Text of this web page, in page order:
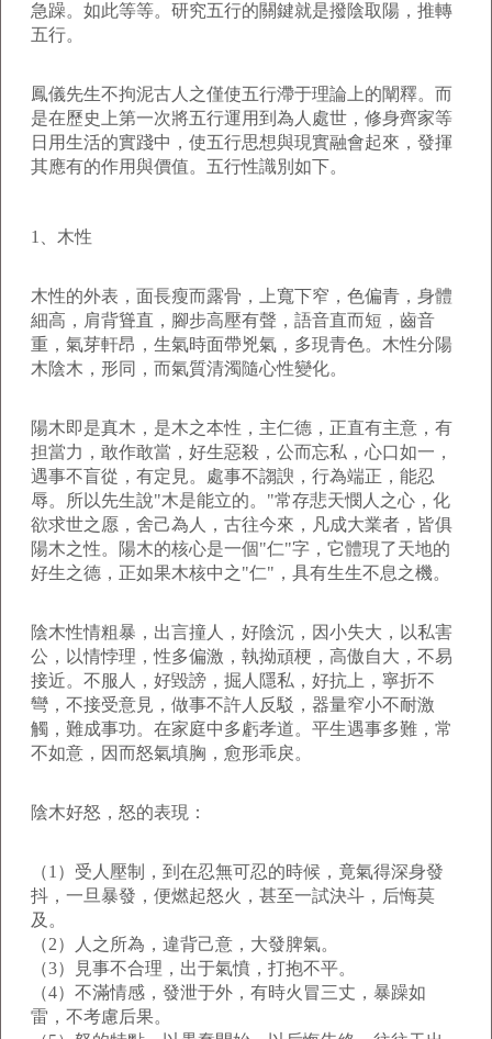
急躁。如此等等。研究五行的關鍵就是撥陰取陽，推轉
五行。
鳳儀先生不拘泥古人之僅使五行滯于理論上的闡釋。而
是在歷史上第一次將五行運用到為人處世，修身齊家等
日用生活的實踐中，使五行思想與現實融會起來，發揮
其應有的作用與價值。五行性識別如下。
1、木性
木性的外表，面長瘦而露骨，上寬下窄，色偏青，身體
細高，肩背聳直，腳步高壓有聲，語音直而短，齒音
重，氣芽軒昂，生氣時面帶兇氣，多現青色。木性分陽
木陰木，形同，而氣質清濁隨心性變化。
陽木即是真木，是木之本性，主仁德，正直有主意，有
担當力，敢作敢當，好生惡殺，公而忘私，心口如一，
遇事不盲從，有定見。處事不謅諛，行為端正，能忍
辱。所以先生說"木是能立的。"常存悲天憫人之心，化
欲求世之愿，舍己為人，古往今來，凡成大業者，皆俱
陽木之性。陽木的核心是一個"仁"字，它體現了天地的
好生之德，正如果木核中之"仁"，具有生生不息之機。
陰木性情粗暴，出言撞人，好陰沉，因小失大，以私害
公，以情悖理，性多偏激，執拗頑梗，高傲自大，不易
接近。不服人，好毀謗，掘人隱私，好抗上，寧折不
彎，不接受意見，做事不許人反駁，器量窄小不耐激
觸，難成事功。在家庭中多虧孝道。平生遇事多難，常
不如意，因而怒氣填胸，愈形乖戾。
陰木好怒，怒的表現：
（1）受人壓制，到在忍無可忍的時候，竟氣得深身發
抖，一旦暴發，便燃起怒火，甚至一試決斗，后悔莫
及。
（2）人之所為，違背己意，大發脾氣。
（3）見事不合理，出于氣憤，打抱不平。
（4）不滿情感，發泄于外，有時火冒三丈，暴躁如
雷，不考慮后果。